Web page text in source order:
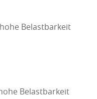
Belastbarkeit
Belastbarkeit